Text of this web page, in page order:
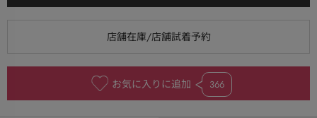
お気に入りに追加 366